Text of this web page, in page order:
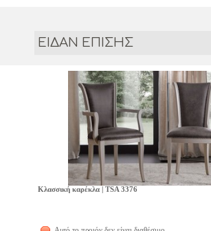
ΕΙΔΑΝ ΕΠΙΣΗΣ
Κλασσική καρέκλα | TSA 3376